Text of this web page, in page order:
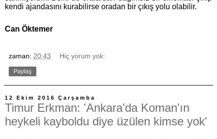
kendi ajandasını kurabilirse oradan bir çıkış yolu olabilir.
Can Öktemer
zaman: 20:43 Hiç yorum yok:
Paylaş
12 Ekim 2016 Çarşamba
Timur Erkman: 'Ankara'da Koman'ın
heykeli kayboldu diye üzülen kimse yok'